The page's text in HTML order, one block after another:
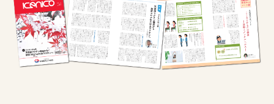
新潟市にお住まいの方へ
人間ドックオプション検査
健康診断